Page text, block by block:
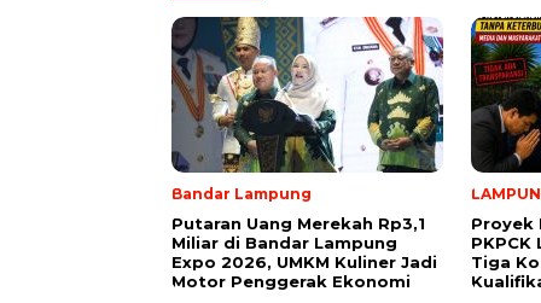
Bandar Lampung
Putaran Uang Merekah Rp3,1
Miliar di Bandar Lampung
Expo 2026, UMKM Kuliner Jadi
Motor Penggerak Ekonomi
Proyek
Tiga